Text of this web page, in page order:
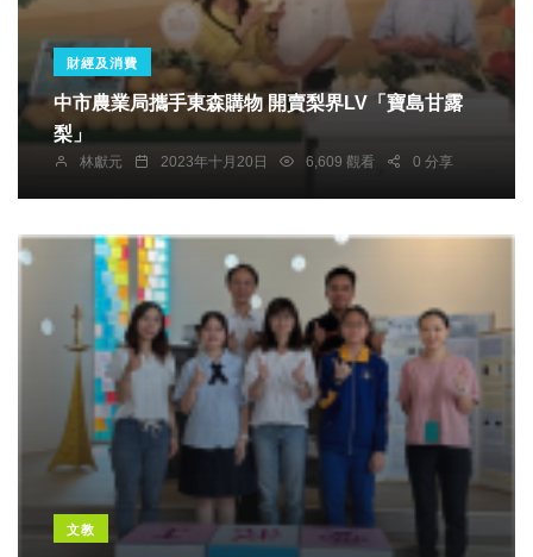
財經及消費
中市農業局攜手東森購物 開賣梨界LV「寶島甘露
梨」
林獻元 2023年十月20日 6,609 觀看 0 分享
文教